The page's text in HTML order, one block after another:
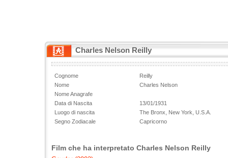
Charles Nelson Reilly
Cognome
Reilly
Nome
Charles Nelson
Nome Anagrafe
Data di Nascita
13/01/1931
Luogo di nascita
The Bronx, New York, U.S.A.
Segno Zodiacale
Capricorno
Film che ha interpretato Charles Nelson Reilly